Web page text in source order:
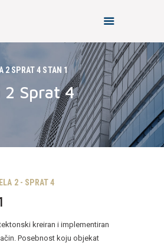
2 SPRAT 4 STAN 1
2 Sprat 4
2 - SPRAT 4
kreiran i implementiran
Posebnost koju objekat